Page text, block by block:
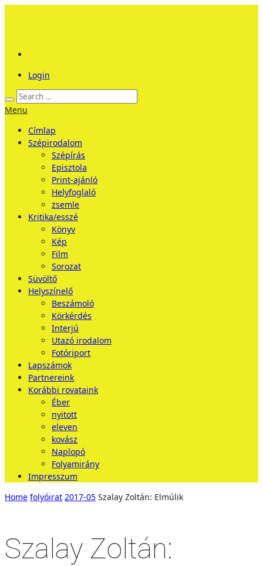
Login
Menu
Címlap
Szépirodalom
Szépírás
Episztola
Print-ajánló
Helyfoglaló
zsemle
Kritika/esszé
Könyv
Kép
Film
Sorozat
Süvöltő
Helyszínelő
Beszámoló
Körkérdés
Interjú
Utazó irodalom
Fotóriport
Lapszámok
Partnereink
Korábbi rovataink
Éber
nyitott
eleven
kovász
Naplopó
Folyamirány
Impresszum
Home folyóirat 2017-05 Szalay Zoltán: Elmúlik
Szalay Zoltán: